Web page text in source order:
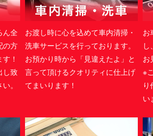
ん全
の方
！
し致
。
お渡し時に心を込めて車内清掃・
洗車サービスを行っております。
お預かり時から「見違えたよ」と
言って頂けるクオリティに仕上げ
てまいります！
お
お
※
い